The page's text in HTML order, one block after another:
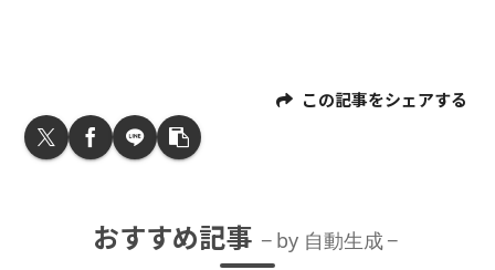
この記事をシェアする
おすすめ記事 by 自動生成